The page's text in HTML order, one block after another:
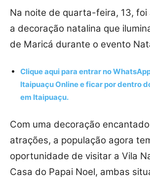
Na noite de quarta-feira, 13, foi
a decoração natalina que
de Maricá durante o evento
Clique aqui para entrar no
Itaipuaçu Online e ficar por dentro
em Itaipuaçu.
Com uma decoração
atrações, a população agora
oportunidade de visitar a Vila
Casa do Papai Noel, ambas